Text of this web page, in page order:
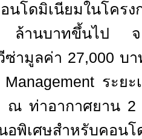
นโดมิเนียมในโคร
ล้านบาทขึ้นไป จ
ซ่ามูลค่า 27,000 บ
ระย
ณ ท่าอากาศยาน
อพิเศษสำหรับคอน